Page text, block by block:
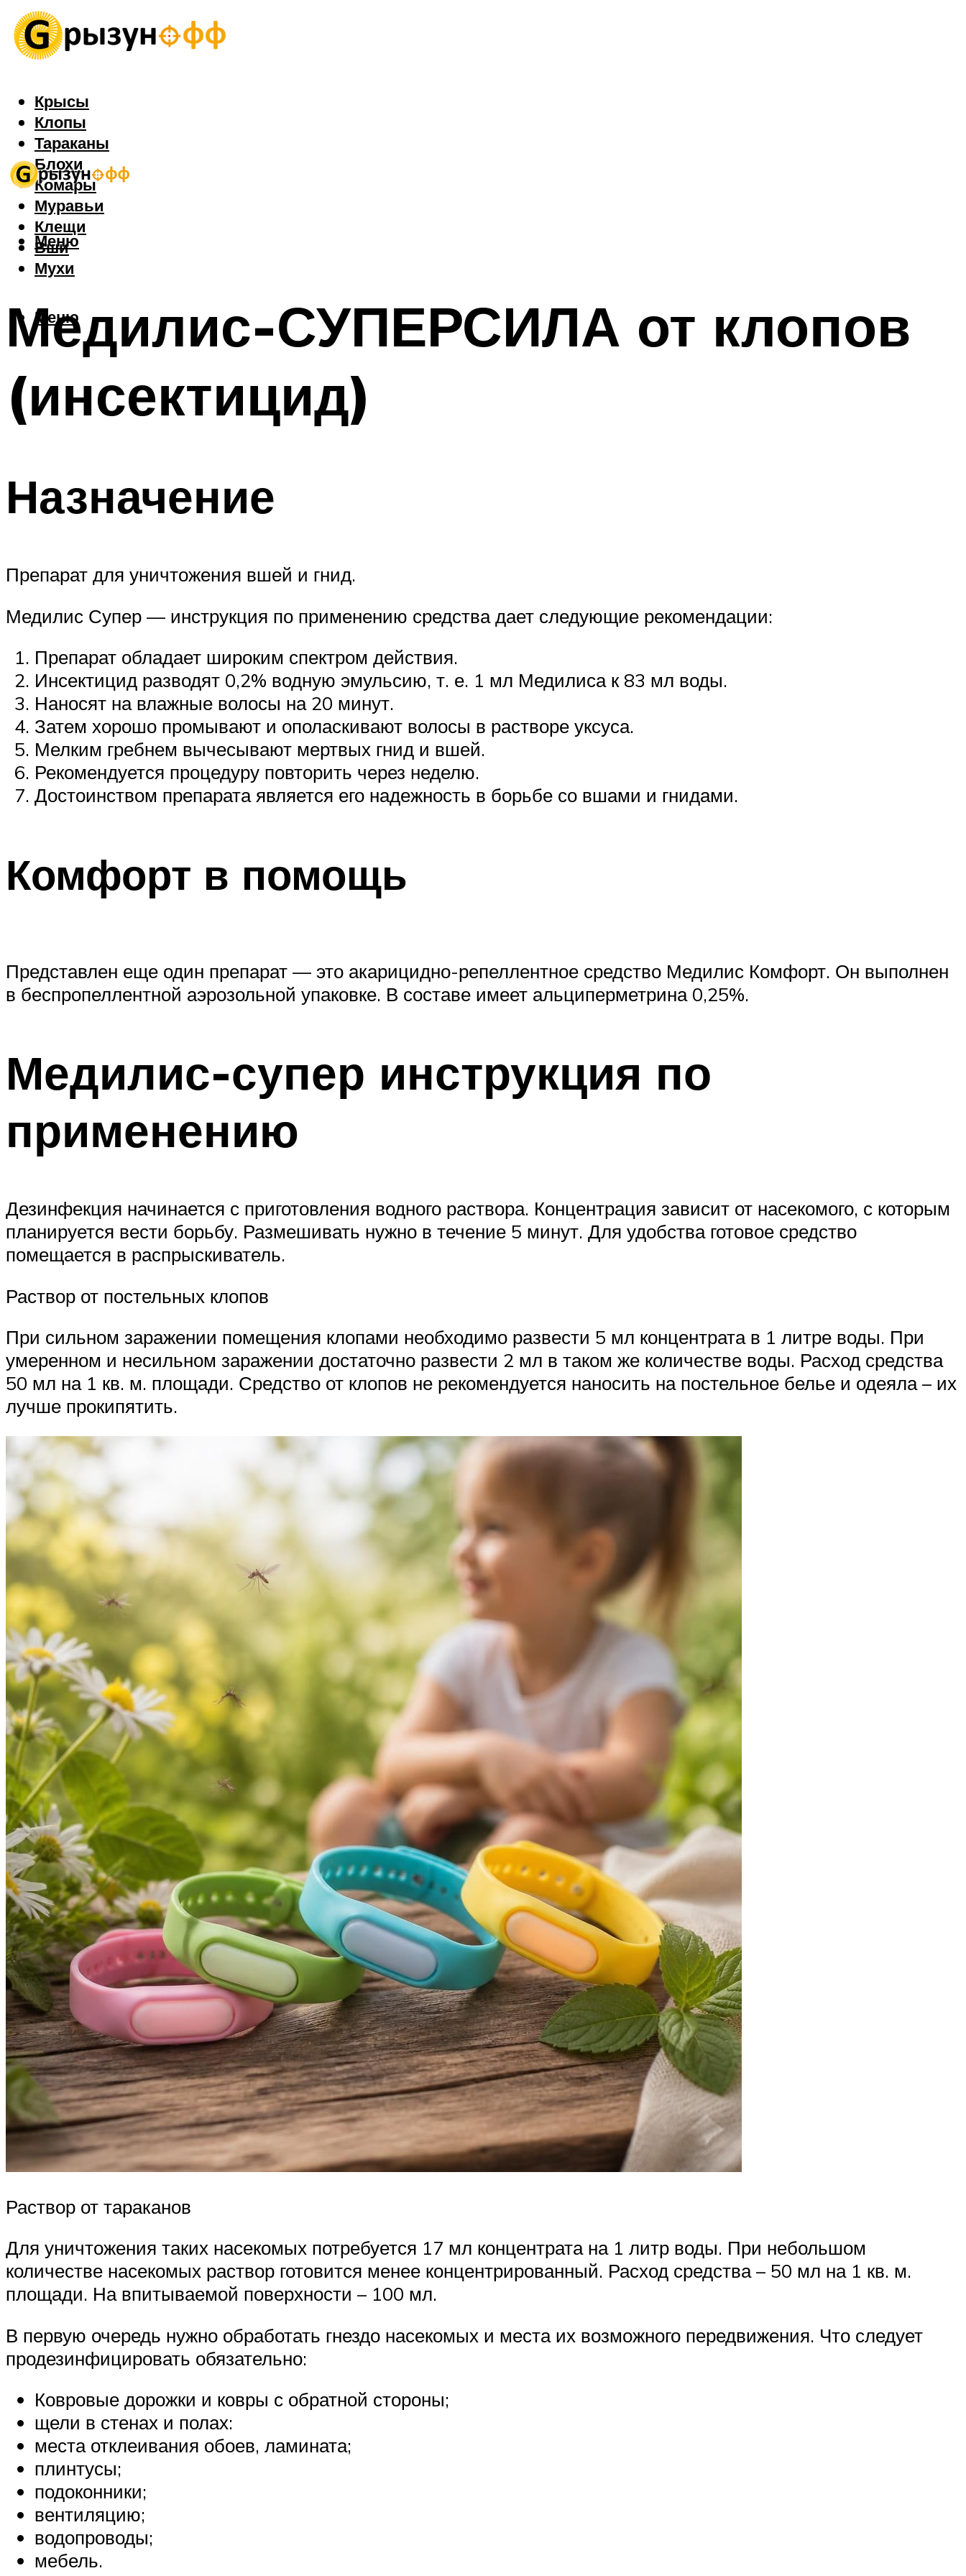
Крысы
Клопы
Тараканы
Блохи
Комары
Муравьи
Клещи
Вши
Мухи
Меню
Меню
Медилис-СУПЕРСИЛА от клопов
(инсектицид)
Назначение
Препарат для уничтожения вшей и гнид.
Медилис Супер — инструкция по применению средства дает следующие рекомендации:
Препарат обладает широким спектром действия.
Инсектицид разводят 0,2% водную эмульсию, т. е. 1 мл Медилиса к 83 мл воды.
Наносят на влажные волосы на 20 минут.
Затем хорошо промывают и ополаскивают волосы в растворе уксуса.
Мелким гребнем вычесывают мертвых гнид и вшей.
Рекомендуется процедуру повторить через неделю.
Достоинством препарата является его надежность в борьбе со вшами и гнидами.
Комфорт в помощь
Представлен еще один препарат — это акарицидно-репеллентное средство Медилис Комфорт. Он выполнен
в беспропеллентной аэрозольной упаковке. В составе имеет альциперметрина 0,25%.
Медилис-супер инструкция по
применению
Дезинфекция начинается с приготовления водного раствора. Концентрация зависит от насекомого, с которым
планируется вести борьбу. Размешивать нужно в течение 5 минут. Для удобства готовое средство
помещается в распрыскиватель.
Раствор от постельных клопов
При сильном заражении помещения клопами необходимо развести 5 мл концентрата в 1 литре воды. При
умеренном и несильном заражении достаточно развести 2 мл в таком же количестве воды. Расход средства
50 мл на 1 кв. м. площади. Средство от клопов не рекомендуется наносить на постельное белье и одеяла – их
лучше прокипятить.
Раствор от тараканов
Для уничтожения таких насекомых потребуется 17 мл концентрата на 1 литр воды. При небольшом
количестве насекомых раствор готовится менее концентрированный. Расход средства – 50 мл на 1 кв. м.
площади. На впитываемой поверхности – 100 мл.
В первую очередь нужно обработать гнездо насекомых и места их возможного передвижения. Что следует
продезинфицировать обязательно:
Ковровые дорожки и ковры с обратной стороны;
щели в стенах и полах:
места отклеивания обоев, ламината;
плинтусы;
подоконники;
вентиляцию;
водопроводы;
мебель.